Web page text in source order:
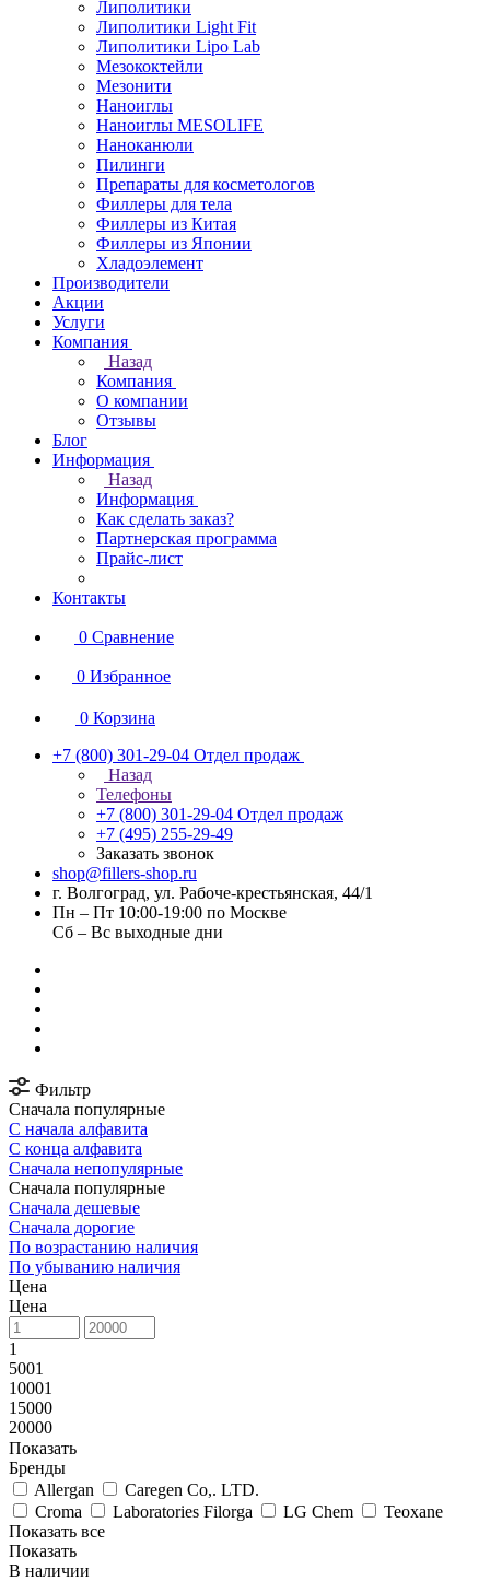
Липолитики
Липолитики Light Fit
Липолитики Lipo Lab
Мезококтейли
Мезонити
Наноиглы
Наноиглы MESOLIFE
Наноканюли
Пилинги
Препараты для косметологов
Филлеры для тела
Филлеры из Китая
Филлеры из Японии
Хладоэлемент
Производители
Акции
Услуги
Компания
Назад
Компания
О компании
Отзывы
Блог
Информация
Назад
Информация
Как сделать заказ?
Партнерская программа
Прайс-лист
Контакты
0 Сравнение
0 Избранное
0 Корзина
+7 (800) 301-29-04 Отдел продаж
Назад
Телефоны
+7 (800) 301-29-04 Отдел продаж
+7 (495) 255-29-49
Заказать звонок
shop@fillers-shop.ru
г. Волгоград, ул. Рабоче-крестьянская, 44/1
Пн – Пт 10:00-19:00 по Москве
Сб – Вс выходные дни
Фильтр
Сначала популярные
С начала алфавита
С конца алфавита
Сначала непопулярные
Сначала популярные
Сначала дешевые
Сначала дорогие
По возрастанию наличия
По убыванию наличия
Цена
Цена
1
5001
10001
15000
20000
Показать
Бренды
Allergan
Caregen Co,. LTD.
Croma
Laboratories Filorga LG Chem
Teoxane
Показать все
Показать
В наличии